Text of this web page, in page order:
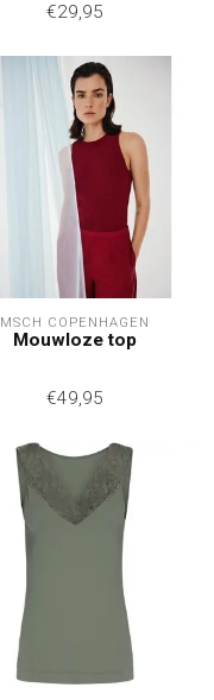
€29,95
MSCH COPENHAGEN
Mouwloze top
€49,95